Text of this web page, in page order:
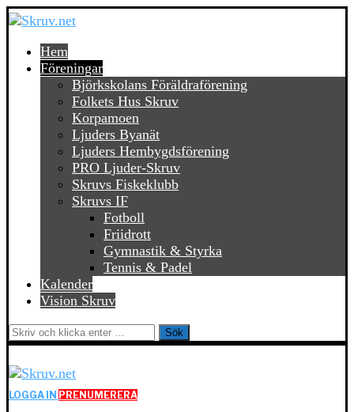
Hem
Föreningar
Björkskolans Föräldraförening
Folkets Hus Skruv
Korpamoen
Ljuders Byanät
Ljuders Hembygdsförening
PRO Ljuder-Skruv
Skruvs Fiskeklubb
Skruvs IF
Fotboll
Friidrott
Gymnastik & Styrka
Tennis & Padel
Kalender
Vision Skruv
Sök
LOGGA IN PRENUMERERA